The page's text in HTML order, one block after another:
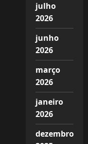
julho
2026
junho
2026
março
2026
janeiro
2026
dezembro